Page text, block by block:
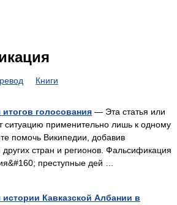
Книги
голосования — Эта статья или
ситуацию применительно лишь к одному
помочь Википедии, добавив
стран и регионов. Фальсификация
преступные дей …
Кавказской Албании в